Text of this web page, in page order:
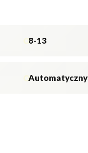
8-13
Automatyczny